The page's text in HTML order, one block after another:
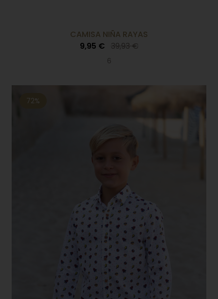
CAMISA NIÑA RAYAS
9,95 € 39,93 €
6
72%